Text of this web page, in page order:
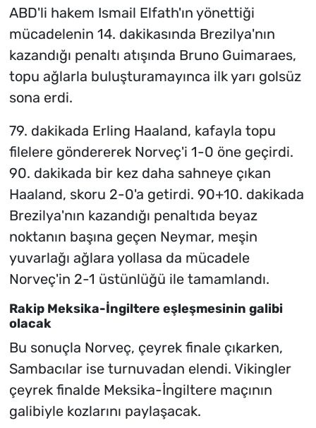
ABD'li hakem Ismail Elfath'ın yönettiği
mücadelenin 14. dakikasında Brezilya'nın
kazandığı penaltı atışında Bruno Guimaraes,
topu ağlarla buluşturamayınca ilk yarı golsüz
sona erdi.
79. dakikada Erling Haaland, kafayla topu
filelere göndererek Norveç'i 1-0 öne geçirdi.
90. dakikada bir kez daha sahneye çıkan
Haaland, skoru 2-0'a getirdi. 90+10. dakikada
Brezilya'nın kazandığı penaltıda beyaz
noktanın başına geçen Neymar, meşin
yuvarlağı ağlara yollasa da mücadele
Norveç'in 2-1 üstünlüğü ile tamamlandı.
Rakip Meksika-İngiltere eşleşmesinin galibi
olacak
Bu sonuçla Norveç, çeyrek finale çıkarken,
Sambacılar ise turnuvadan elendi. Vikingler
çeyrek finalde Meksika-İngiltere maçının
galibiyle kozlarını paylaşacak.